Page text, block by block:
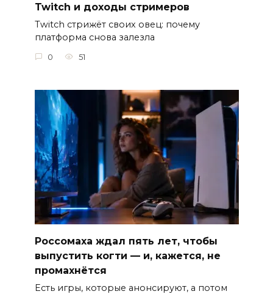
Twitch и доходы стримеров
Twitch стрижёт своих овец: почему
платформа снова залезла
0 51
Россомаха ждал пять лет, чтобы
выпустить когти — и, кажется, не
промахнётся
Есть игры, которые анонсируют, а потом